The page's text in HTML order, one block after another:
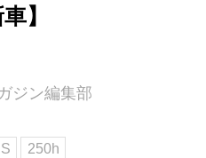
】
ジン編集部
250h